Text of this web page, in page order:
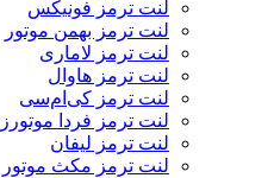
لنت ترمز فونیکس
لنت ترمز بهمن موتور
لنت ترمز لاماری
لنت ترمز هاوال
لنت ترمز کی‌ام‌سی
لنت ترمز فردا موتورز
لنت ترمز لیفان
لنت ترمز مکث موتور